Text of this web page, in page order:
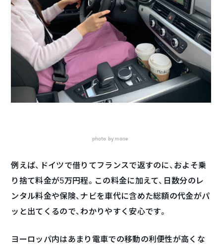
photo by mone
例えば、ドイツで借りてフランスで返すのに、およそ乗
り捨て料金が5万円程。この料金に加えて、日数分のレ
ンタル料金や保険、ナビを車代に含めた総額の代金がパ
ッと出てくるので、わかりやすく安心です。
ヨーロッパ内はあまり電車での移動の利便性が高くな